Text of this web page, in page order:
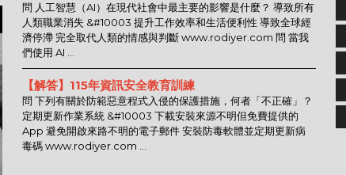
問 人工智慧（AI）在現代社會中最主要的影響是什麼？ 導致所有
人類職業消失 &#10003 提升工作效率和生活便利性 導致全球經
濟停滯 完全取代人類的情感與判斷 www.rodiyer.com 問 當我
們使用 AI ...
【解答】115年資訊安全教育訓練
問 下列有關於防範惡意程式入侵的保護措施，何者「不正確」？
定期更新作業系統 &#10003 下載安裝來源不明但免費提供的
App 避免開啟來路不明的電子郵件 安裝防毒軟體並定期更新病
毒碼 www.rodiyer.com ...